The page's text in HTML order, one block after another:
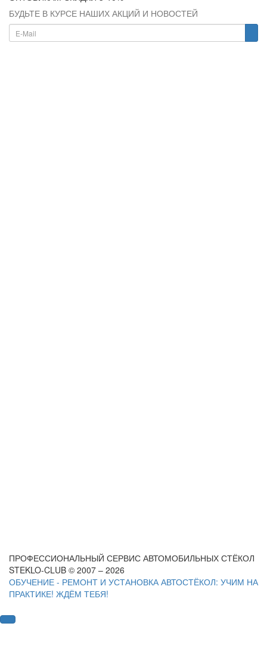
БУДЬТЕ В КУРСЕ НАШИХ АКЦИЙ И НОВОСТЕЙ
ПРОФЕССИОНАЛЬНЫЙ СЕРВИС АВТОМОБИЛЬНЫХ СТЁКОЛ
STEKLO-CLUB © 2007 – 2026
ОБУЧЕНИЕ - РЕМОНТ И УСТАНОВКА АВТОСТЁКОЛ: УЧИМ НА
ПРАКТИКЕ! ЖДЁМ ТЕБЯ!